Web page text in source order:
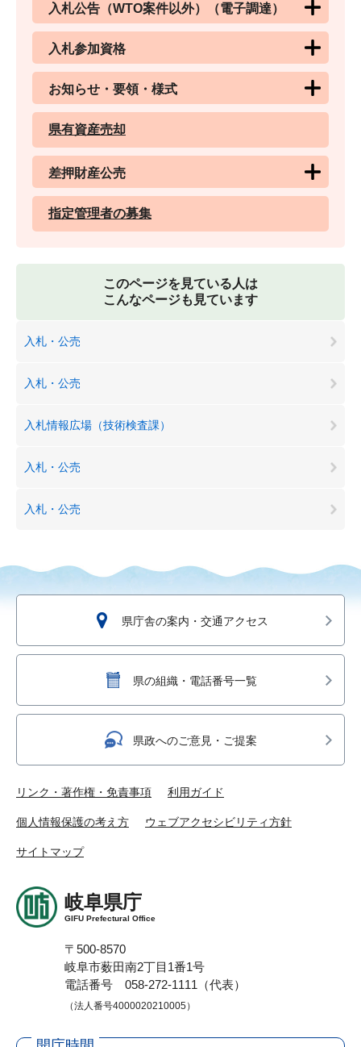
入札公告（WTO案件以外）（電子調達）
入札参加資格
お知らせ・要領・様式
県有資産売却
差押財産公売
指定管理者の募集
このページを見ている人は
こんなページも見ています
入札・公売
入札・公売
入札情報広場（技術検査課）
入札・公売
入札・公売
県庁舎の案内・交通アクセス
県の組織・電話番号一覧
県政へのご意見・ご提案
リンク・著作権・免責事項 利用ガイド
個人情報保護の考え方 ウェブアクセシビリティ方針
サイトマップ
岐阜県庁
GIFU Prefectural Office
〒500-8570
岐阜市薮田南2丁目1番1号
電話番号 058-272-1111（代表）
（法人番号4000020210005）